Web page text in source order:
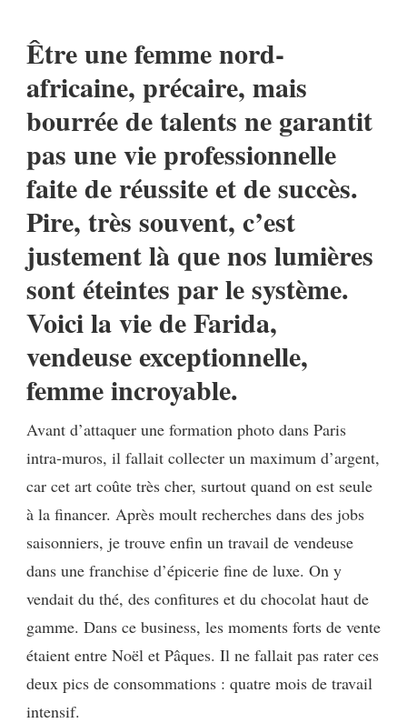
UNE
FARIDA
Être une femme nord-
africaine, précaire, mais
bourrée de talents ne garantit
pas une vie professionnelle
faite de réussite et de succès.
Pire, très souvent, c’est
justement là que nos lumières
sont éteintes par le système.
Voici la vie de Farida,
vendeuse exceptionnelle,
femme incroyable.
Avant d’attaquer une formation photo dans Paris
intra-muros, il fallait collecter un maximum d’argent,
car cet art coûte très cher, surtout quand on est seule
à la financer. Après moult recherches dans des jobs
saisonniers, je trouve enfin un travail de vendeuse
dans une franchise d’épicerie fine de luxe. On y
vendait du thé, des confitures et du chocolat haut de
gamme. Dans ce business, les moments forts de vente
étaient entre Noël et Pâques. Il ne fallait pas rater ces
deux pics de consommations : quatre mois de travail
intensif.